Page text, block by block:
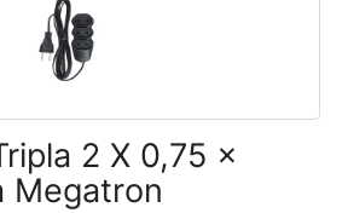
2 X 0,75 x
Megatron